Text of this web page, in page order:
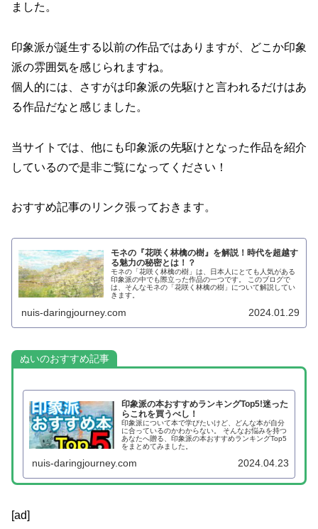
ました。
印象派が誕生する以前の作品ではありますが、どこか印象
派の雰囲気を感じられますね。
個人的には、さすがは印象派の先駆けと言われるだけはあ
る作品だなと感じました。
当サイトでは、他にも印象派の先駆けとなった作品を紹介
しているので是非ご覧になってください！
おすすめ記事のリンク張っておきます。
モネの『花咲く林檎の樹』を解説！時代を超越す
る魅力の秘密とは！？
モネの「花咲く林檎の樹」は、日本人にとても人気がある
印象派の中でも際立った作品の一つです。 このブログで
は、そんなモネの「花咲く林檎の樹」について解説してい
きます。
nuis-daringjourney.com 2024.01.29
ぬいのおすすめ記事
印象派の本おすすめランキングTop5!迷った
らこれを買うべし！
印象派について本で学びたいけど、どんな本が自分
に合っているのかわからない。 そんなお悩みを持つ
あなたへ贈る、印象派の本おすすめランキングTop5
をまとめてみました。
nuis-daringjourney.com 2024.04.23
[ad]